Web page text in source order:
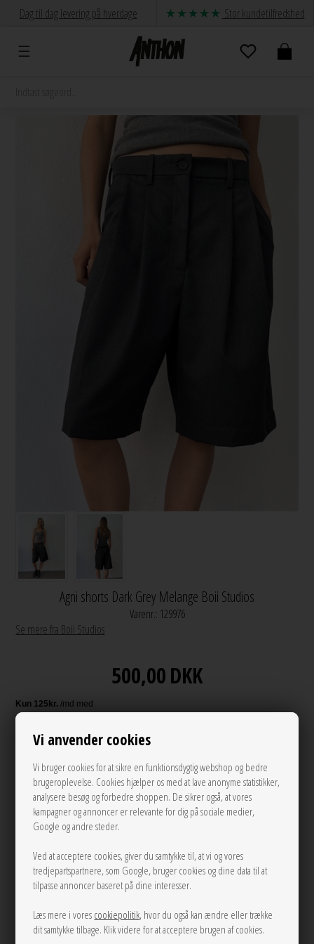
Vi anvender cookies
Vi bruger cookies for at sikre en funktionsdygtig webshop og bedre
brugeroplevelse. Cookies hjælper os med at lave anonyme statistikker,
analysere besøg og forbedre shoppen. De sikrer også, at vores
kampagner og annoncer er relevante for dig på sociale medier,
Google og andre steder.
Ved at acceptere cookies, giver du samtykke til, at vi og vores
tredjepartspartnere, som Google, bruger cookies og dine data til at
tilpasse annoncer baseret på dine interesser.
Læs mere i vores cookiepolitik, hvor du også kan ændre eller trække
dit samtykke tilbage. Klik videre for at acceptere brugen af cookies.
Dag til dag levering på hverdage Stor kundetilfredshed
Agni shorts Dark Grey Melange Boii Studios
Varenr.: 129976
Se mere fra Boii Studios
500,00DKK
Andre varianter
S M
LÆG I KURVEN